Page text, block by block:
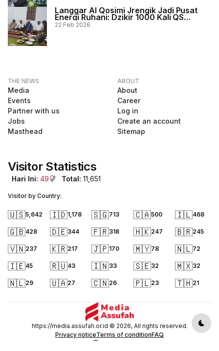
Langgar Al Qosimi Jrengik Jadi Pusat
Energi Ruhani: Dzikir 1000 Kali QS
Al-‘Alaq dan Buka Bersama Penuh
22 Feb 2026
THE NEWS
Media
Events
Partner with us
Jobs
Masthead
ABOUT
About
Career
Log in
Create an account
Sitemap
Visitor Statistics
Hari Ini: 49 Total: 11,651
Visitor by Country:
🇺🇸5,642 🇮🇩1,178 🇸🇬713 🇨🇦500 🇮🇱468
🇬🇧428 🇩🇪344 🇫🇷318 🇭🇰247 🇧🇷245
🇻🇳237 🇰🇷217 🇯🇵170 🇲🇾78 🇳🇱72
🇮🇪45 🇷🇺43 🇮🇳33 🇸🇪32 🇲🇽32
🇳🇱29 🇺🇦27 🇨🇳26 🇵🇱23 🇹🇭21
https://media.assufah.or.id © 2026, All rights reserved.
Privacy noticeTerms of conditionFAQ